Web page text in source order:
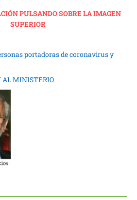
PULSANDO SOBRE LA IMAGEN
SUPERIOR
portadoras de coronavirus y
AL MINISTERIO